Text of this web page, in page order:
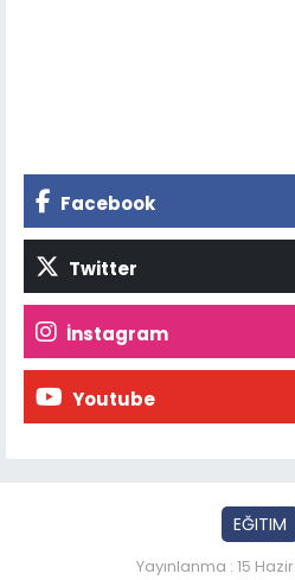
Facebook
Twitter
İnstagram
Youtube
EĞITIM
Yayınlanma : 15